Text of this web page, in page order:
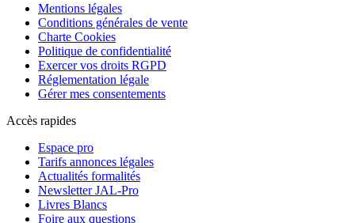
Mentions légales
Conditions générales de vente
Charte Cookies
Politique de confidentialité
Exercer vos droits RGPD
Réglementation légale
Gérer mes consentements
Accès rapides
Espace pro
Tarifs annonces légales
Actualités formalités
Newsletter JAL-Pro
Livres Blancs
Foire aux questions